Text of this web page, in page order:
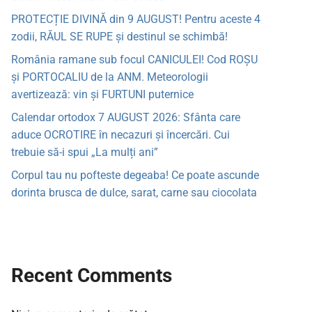
PROTECȚIE DIVINĂ din 9 AUGUST! Pentru aceste 4
zodii, RĂUL SE RUPE și destinul se schimbă!
România ramane sub focul CANICULEI! Cod ROȘU
și PORTOCALIU de la ANM. Meteorologii
avertizează: vin și FURTUNI puternice
Calendar ortodox 7 AUGUST 2026: Sfânta care
aduce OCROTIRE în necazuri și încercări. Cui
trebuie să-i spui „La mulți ani”
Corpul tau nu pofteste degeaba! Ce poate ascunde
dorinta brusca de dulce, sarat, carne sau ciocolata
Recent Comments